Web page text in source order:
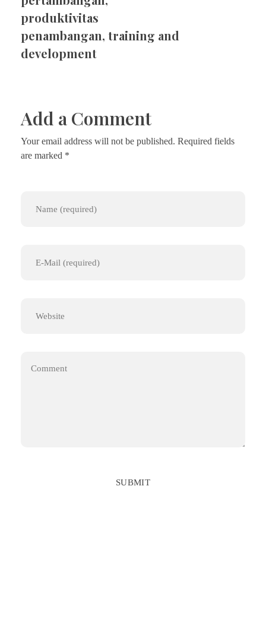
produktivitas
penambangan, training and
development
Add a Comment
Your email address will not be published. Required fields
are marked *